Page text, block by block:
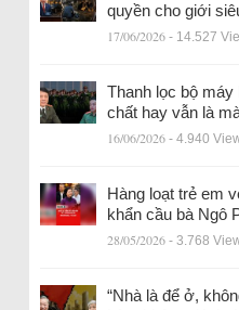
quyền cho giới
17/06/2026 - 14.527
Thanh lọc bộ máy
chất hay vẫn là
16/06/2026 - 4.940
Hàng loạt trẻ em
khẩn cầu bà Ngô
28/05/2026 - 3.768
“Nhà là để ở,